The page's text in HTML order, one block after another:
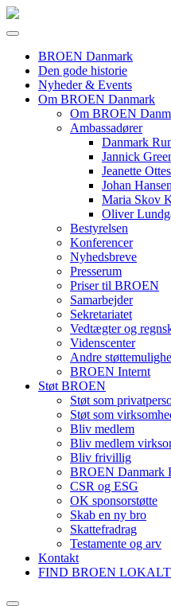
BROEN Danmark
Den gode historie
Nyheder & Events
Om BROEN Danmark
Om BROEN
Ambassadører
Danmark
Jannick
Jeanette
Johan Hansen
Maria Skov
Oliver
Bestyrelsen
Konferencer
Nyhedsbreve
Presserum
Priser til BROEN
Samarbejder
Sekretariatet
Vedtægter og
Videnscenter
Andre
BROEN Internt
Støt BROEN
Støt som
Støt som
Bliv medlem
Bliv medlem
Bliv frivillig
BROEN Danmark
CSR og ESG
OK sponsorstøtte
Skab en ny bro
Skattefradrag
Testamente og arv
Kontakt
FIND BROEN LOKALT